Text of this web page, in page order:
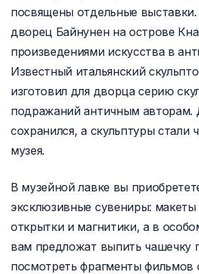
посвящены отдельные
дворец Байнунен на острове
произведениями искусства в
Известный итальянский
изготовил для дворца серию
подражаний античным авторам.
сохранился, а скульптуры стали
музея.
В музейной лавке вы
эксклюзивные сувениры: макеты
открытки и магнитики, а в
вам предложат выпить чашечку
посмотреть фрагменты фильмов